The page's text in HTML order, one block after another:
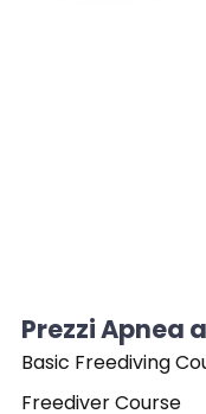
Prezzi Apnea
Basic Freediving
Freediver Course